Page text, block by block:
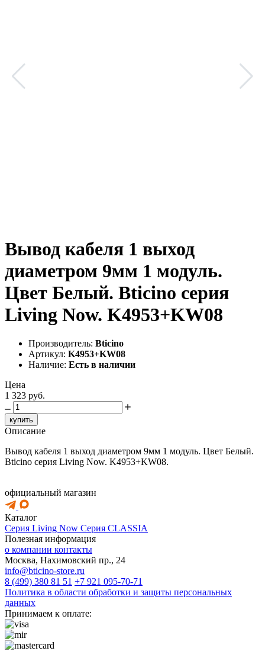
Вывод кабеля 1 выход
диаметром 9мм 1 модуль.
Цвет Белый. Bticino серия
Living Now. K4953+KW08
Производитель: Bticino
Артикул: K4953+KW08
Наличие: Есть в наличии
Цена
1 323 руб.
купить
Описание
Вывод кабеля 1 выход диаметром 9мм 1 модуль. Цвет Белый.
Bticino серия Living Now. K4953+KW08.
официальный магазин
Каталог
Серия Living Now Серия CLASSIA
Полезная информация
о компании контакты
Москва, Нахимовский пр., 24
info@bticino-store.ru
8 (499) 380 81 51 +7 921 095-70-71
Политика в области обработки и защиты персональных
данных
Принимаем к оплате: